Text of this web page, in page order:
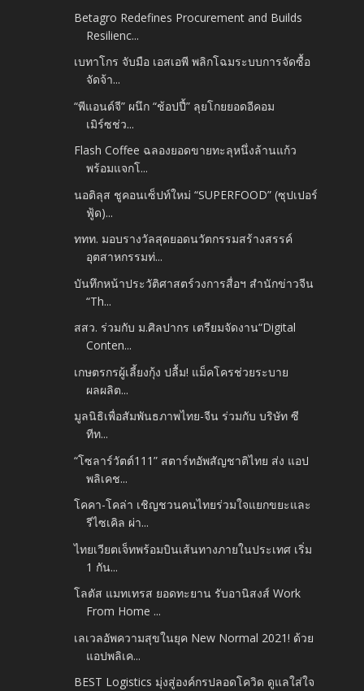
Betagro Redefines Procurement and Builds
Resilienc...
เบทาโกร จับมือ เอสเอพี พลิกโฉมระบบการจัดซื้อ
จัดจ้า...
“พีแอนด์จี” ผนึก “ช้อปปี้” ลุยโกยยอดอีคอม
เมิร์ซช่ว...
Flash Coffee ฉลองยอดขายทะลุหนึ่งล้านแก้ว
พร้อมแจกโ...
นอติลุส ชูคอนเซ็ปท์ใหม่ “SUPERFOOD” (ซุปเปอร์
ฟู้ด)...
ททท. มอบรางวัลสุดยอดนวัตกรรมสร้างสรรค์
อุตสาหกรรมท่...
บันทึกหน้าประวัติศาสตร์วงการสื่อฯ สำนักข่าวจีน
“Th...
สสว. ร่วมกับ ม.ศิลปากร เตรียมจัดงาน“Digital
Conten...
เกษตรกรผู้เลี้ยงกุ้ง ปลื้ม! แม็คโครช่วยระบาย
ผลผลิต...
มูลนิธิเพื่อสัมพันธภาพไทย-จีน ร่วมกับ บริษัท ซี
ทีท...
“โซลาร์วัตต์111” สตาร์ทอัพสัญชาติไทย ส่ง แอป
พลิเคช...
โคคา-โคล่า เชิญชวนคนไทยร่วมใจแยกขยะและ
รีไซเคิล ผ่า...
ไทยเวียตเจ็ทพร้อมบินเส้นทางภายในประเทศ เริ่ม
1 กัน...
โลตัส แมทเทรส ยอดทะยาน รับอานิสงส์ Work
From Home ...
เลเวลอัพความสุขในยุค New Normal 2021! ด้วย
แอปพลิเค...
BEST Logistics มุ่งสู่องค์กรปลอดโควิด ดูแลใส่ใจ